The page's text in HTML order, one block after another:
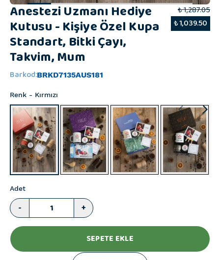
Anestezi Uzmanı Hediye
Kutusu - Kişiye Özel Kupa
Standart, Bitki Çayı,
Takvim, Mum
₺ 1,287.05
₺ 1,039.50
Barkod:BRKD7135AUS181
Renk - Kırmızı
Adet
- +
SEPETE EKLE